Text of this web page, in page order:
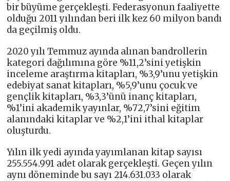
bir büyüme gerçekleşti. Federasyonun faaliyette
olduğu 2011 yılından beri ilk kez 60 milyon bandı
da geçilmiş oldu.
2020 yılı Temmuz ayında alınan bandrollerin
kategori dağılımına göre %11,2’sini yetişkin
inceleme araştırma kitapları, %3,9’unu yetişkin
edebiyat sanat kitapları, %5,9’unu çocuk ve
gençlik kitapları, %3,3’ünü inanç kitapları,
%1’ini akademik yayınlar, %72,7’sini eğitim
alanındaki kitaplar ve %2,1’ini ithal kitaplar
oluşturdu.
Yılın ilk yedi ayında yayımlanan kitap sayısı
255.554.991 adet olarak gerçekleşti. Geçen yılın
aynı döneminde bu sayı 214.631.033 olarak